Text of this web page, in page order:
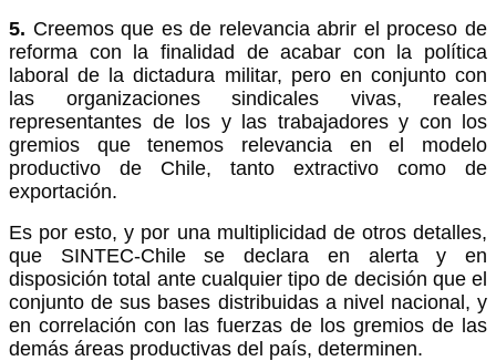
5. Creemos que es de relevancia abrir el proceso de
reforma con la finalidad de acabar con la política
laboral de la dictadura militar, pero en conjunto con
las organizaciones sindicales vivas, reales
representantes de los y las trabajadores y con los
gremios que tenemos relevancia en el modelo
productivo de Chile, tanto extractivo como de
exportación.
Es por esto, y por una multiplicidad de otros detalles,
que SINTEC-Chile se declara en alerta y en
disposición total ante cualquier tipo de decisión que el
conjunto de sus bases distribuidas a nivel nacional, y
en correlación con las fuerzas de los gremios de las
demás áreas productivas del país, determinen.